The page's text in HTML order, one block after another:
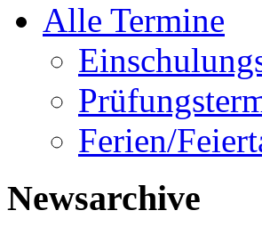
Alle Termine
Ferien/
Newsarchive